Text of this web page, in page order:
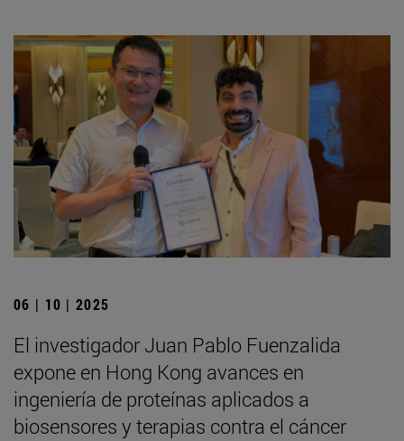
06 | 10 | 2025
El investigador Juan Pablo Fuenzalida
expone en Hong Kong avances en
ingeniería de proteínas aplicados a
biosensores y terapias contra el cáncer